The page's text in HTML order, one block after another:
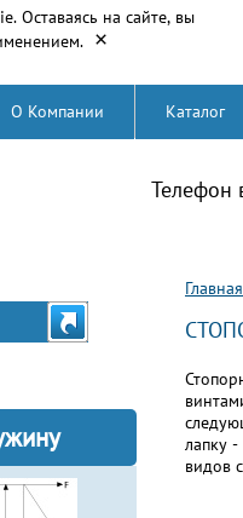
Оставаясь на сайте, вы
×
О Компании Каталог
Телефон
Вы
Главная
лапку
видов